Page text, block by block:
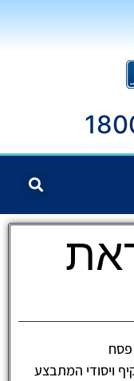
פסח
ויסודי המתבצע